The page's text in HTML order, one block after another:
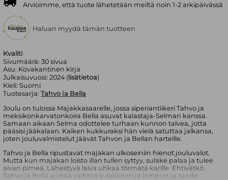
Kvaliti
Sivumäärä:30 sivua
Asu: Kovakantinen kirja
Julkaisuvuosi:2024 ( lisätietoa)
Kieli:Suomi
Tuotesarja: Tahvo ja Bella
Joulu on tulossa Majakkasaarelle, jossa siperiantiikeri Tahvo ja
meksikonkarvatonkoira Bella asuvat kalastaja-Selman kanssa.
Samaan aikaan Selma odottelee turhaan kunnon talvea, jotta
pääsisi jääkalaan. Kaiken kukkuraksi hän vielä satuttaa jalkansa,
joten jouluvalmistelut jäävät Tahvon ja Bellan harteille.
Tahvo ja Bella ripustavat majakan ulkoseiniin hienot jouluvalot.
Mutta kun majakan loisto illan tullen syttyy, sulake palaa ja tulee
aivan pimeä. Lähestyvä laiva uhkaa törmätä karille. Ehtivätkö
Tahvo ja Bella ajoissa vaihtaa sulakkeen ja lampun ja saada
Arvioimme, että tuote lähetetään meiltä noin 1-2 arkipäivässä
Haluan myydä tämän tuotteen